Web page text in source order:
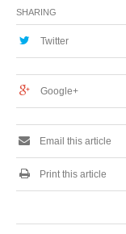
ガールズバンドパー
ティ！」と「少女☆
歌劇 レヴュースタ
SHARING
Twitter
Google+
Email this article
Print this article